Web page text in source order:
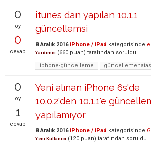
0
oy
0
cevap
itunes dan yapılan 10.1.1
güncellemsi
8 Aralık 2016 iPhone / iPad kategorisinde
Yardımcı (660 puan) tarafından soruldu
iphone-güncelleme
0
oy
1
cevap
Yeni alınan iPhone 6s'de
10.0.2'den 10.1.1'e
yapılamıyor
8 Aralık 2016 iPhone / iPad kategorisinde
Yeni Kullanıcı (120 puan) tarafından soruldu